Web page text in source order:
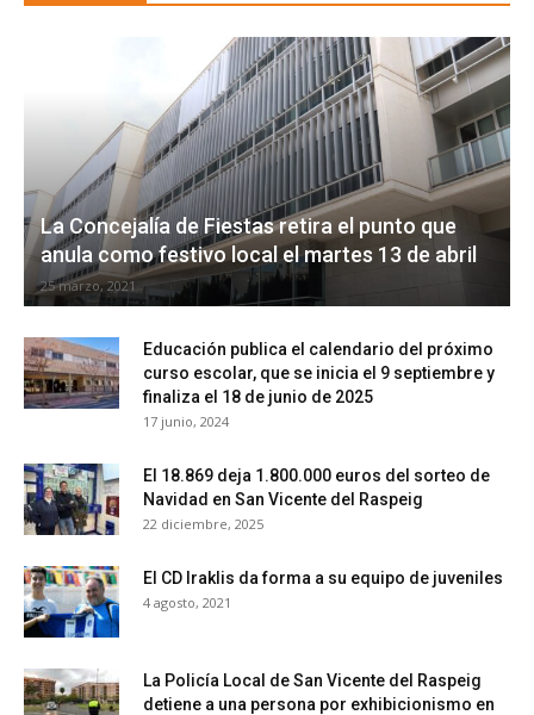
La Concejalía de Fiestas retira el punto que
anula como festivo local el martes 13 de abril
25 marzo, 2021
Educación publica el calendario del próximo
curso escolar, que se inicia el 9 septiembre y
finaliza el 18 de junio de 2025
17 junio, 2024
El 18.869 deja 1.800.000 euros del sorteo de
Navidad en San Vicente del Raspeig
22 diciembre, 2025
El CD Iraklis da forma a su equipo de juveniles
4 agosto, 2021
La Policía Local de San Vicente del Raspeig
detiene a una persona por exhibicionismo en